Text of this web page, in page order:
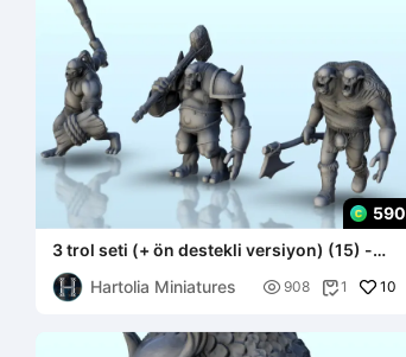
590
3 trol seti (+ ön destekli versiyon) (15) -
minyatürler
Hartolia Miniatures
 908 1 10